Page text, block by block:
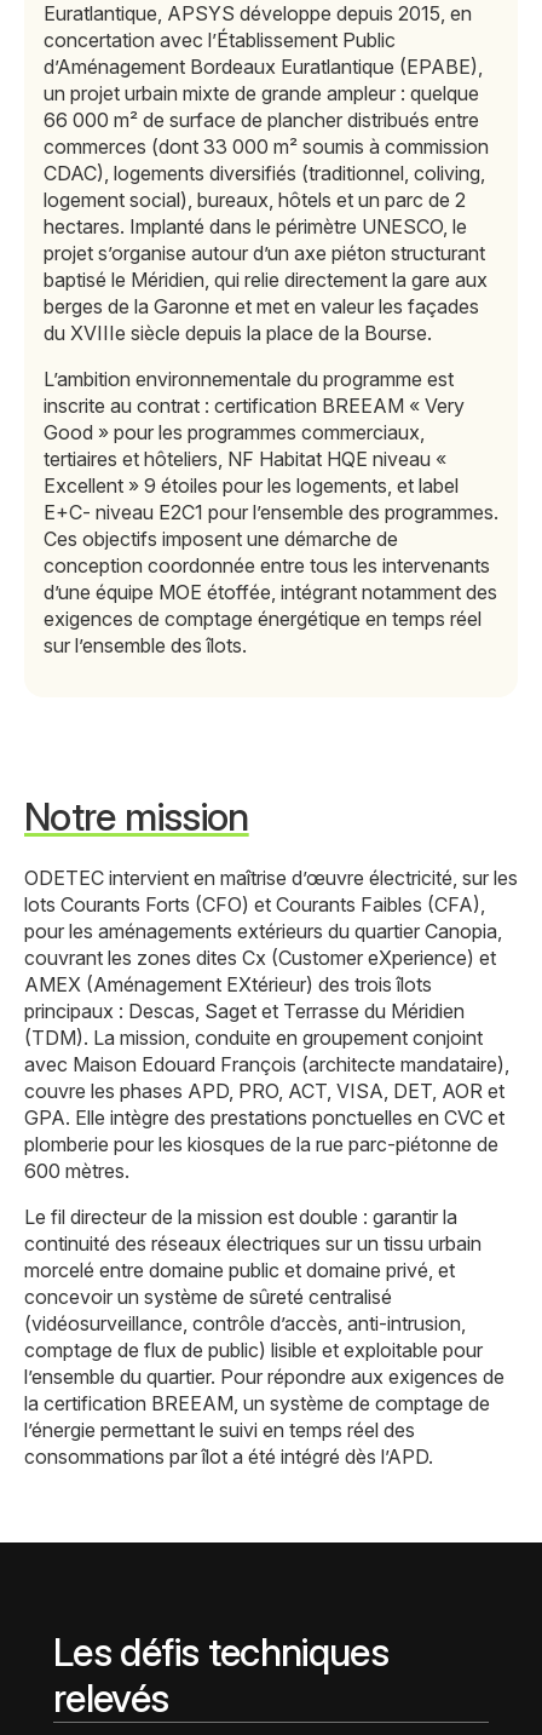
Euratlantique, APSYS développe depuis 2015, en
concertation avec l’Établissement Public
d’Aménagement Bordeaux Euratlantique (EPABE),
un projet urbain mixte de grande ampleur : quelque
66 000 m² de surface de plancher distribués entre
commerces (dont 33 000 m² soumis à commission
CDAC), logements diversifiés (traditionnel, coliving,
logement social), bureaux, hôtels et un parc de 2
hectares. Implanté dans le périmètre UNESCO, le
projet s’organise autour d’un axe piéton structurant
baptisé le Méridien, qui relie directement la gare aux
berges de la Garonne et met en valeur les façades
du XVIIIe siècle depuis la place de la Bourse.
L’ambition environnementale du programme est
inscrite au contrat : certification BREEAM « Very
Good » pour les programmes commerciaux,
tertiaires et hôteliers, NF Habitat HQE niveau «
Excellent » 9 étoiles pour les logements, et label
E+C- niveau E2C1 pour l’ensemble des programmes.
Ces objectifs imposent une démarche de
conception coordonnée entre tous les intervenants
d’une équipe MOE étoffée, intégrant notamment des
exigences de comptage énergétique en temps réel
sur l’ensemble des îlots.
Notre mission
ODETEC intervient en maîtrise d’œuvre électricité, sur les
lots Courants Forts (CFO) et Courants Faibles (CFA),
pour les aménagements extérieurs du quartier Canopia,
couvrant les zones dites Cx (Customer eXperience) et
AMEX (Aménagement EXtérieur) des trois îlots
principaux : Descas, Saget et Terrasse du Méridien
(TDM). La mission, conduite en groupement conjoint
avec Maison Edouard François (architecte mandataire),
couvre les phases APD, PRO, ACT, VISA, DET, AOR et
GPA. Elle intègre des prestations ponctuelles en CVC et
plomberie pour les kiosques de la rue parc-piétonne de
600 mètres.
Le fil directeur de la mission est double : garantir la
continuité des réseaux électriques sur un tissu urbain
morcelé entre domaine public et domaine privé, et
concevoir un système de sûreté centralisé
(vidéosurveillance, contrôle d’accès, anti-intrusion,
comptage de flux de public) lisible et exploitable pour
l’ensemble du quartier. Pour répondre aux exigences de
la certification BREEAM, un système de comptage de
l’énergie permettant le suivi en temps réel des
consommations par îlot a été intégré dès l’APD.
Les défis techniques
relevés